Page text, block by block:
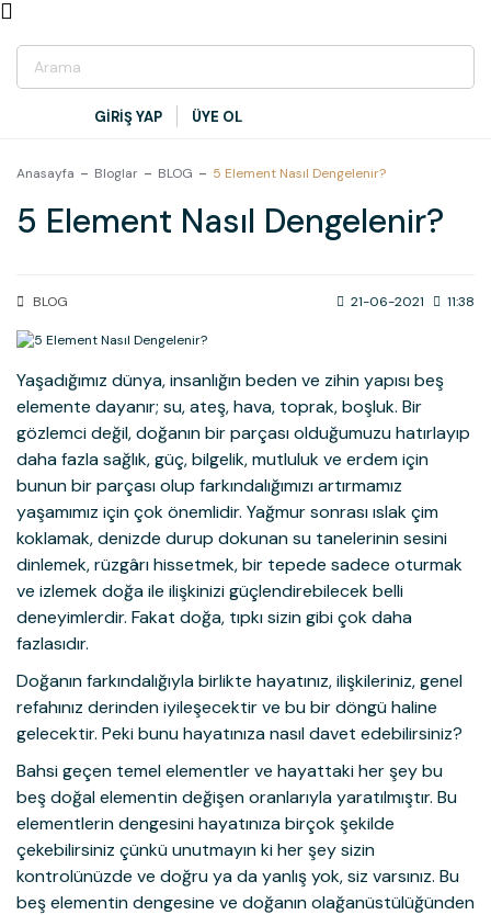
GİRİŞ YAP ÜYE OL
Anasayfa Bloglar BLOG 5 Element Nasıl Dengelenir?
5 Element Nasıl Dengelenir?
BLOG 21-06-2021 11:38
Yaşadığımız dünya, insanlığın beden ve zihin yapısı beş
elemente dayanır; su, ateş, hava, toprak, boşluk. Bir
gözlemci değil, doğanın bir parçası olduğumuzu hatırlayıp
daha fazla sağlık, güç, bilgelik, mutluluk ve erdem için
bunun bir parçası olup farkındalığımızı artırmamız
yaşamımız için çok önemlidir. Yağmur sonrası ıslak çim
koklamak, denizde durup dokunan su tanelerinin sesini
dinlemek, rüzgârı hissetmek, bir tepede sadece oturmak
ve izlemek doğa ile ilişkinizi güçlendirebilecek belli
deneyimlerdir. Fakat doğa, tıpkı sizin gibi çok daha
fazlasıdır.
Doğanın farkındalığıyla birlikte hayatınız, ilişkileriniz, genel
refahınız derinden iyileşecektir ve bu bir döngü haline
gelecektir. Peki bunu hayatınıza nasıl davet edebilirsiniz?
Bahsi geçen temel elementler ve hayattaki her şey bu
beş doğal elementin değişen oranlarıyla yaratılmıştır. Bu
elementlerin dengesini hayatınıza birçok şekilde
çekebilirsiniz çünkü unutmayın ki her şey sizin
kontrolünüzde ve doğru ya da yanlış yok, siz varsınız. Bu
beş elementin dengesine ve doğanın olağanüstülüğünden